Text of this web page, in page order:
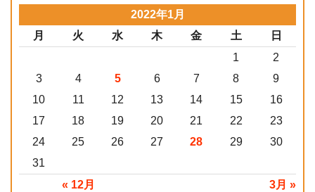
2022年1月
月
火 水 木 金 土 日
« 12月 3月 »
1
2
3
4 5 6 7 8
9
10
11 12 13 14 15
16
17
18 19 20 21 22
23
24
25 26 27 28 29
30
31